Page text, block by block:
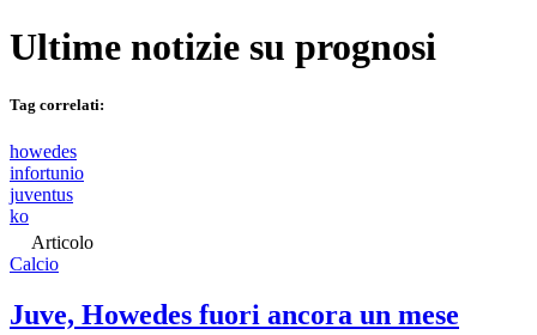
Ultime notizie su prognosi
Tag correlati:
howedes
infortunio
juventus
ko
Articolo
Calcio
Juve, Howedes fuori ancora un mese